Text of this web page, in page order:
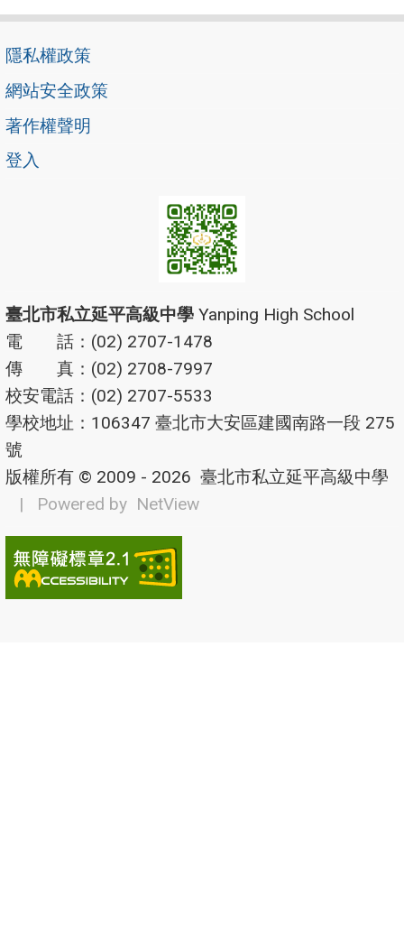
隱私權政策
網站安全政策
著作權聲明
登入
臺北市私立延平高級中學 Yanping High School
電 話：(02) 2707-1478
傳 真：(02) 2708-7997
校安電話：(02) 2707-5533
學校地址：106347 臺北市大安區建國南路一段 275
號
版權所有 © 2009 - 2026 臺北市私立延平高級中學
| Powered by NetView